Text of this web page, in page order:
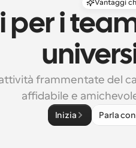
Vantaggi
per i
frammentate del
affidabile e
Inizia Parla